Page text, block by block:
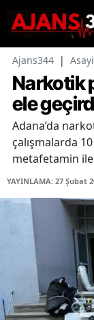
Ajans344 |
Narkotik
ele
Adana’da
çalışmalarda
metafetamin
YAYINLAMA: 27 Şubat